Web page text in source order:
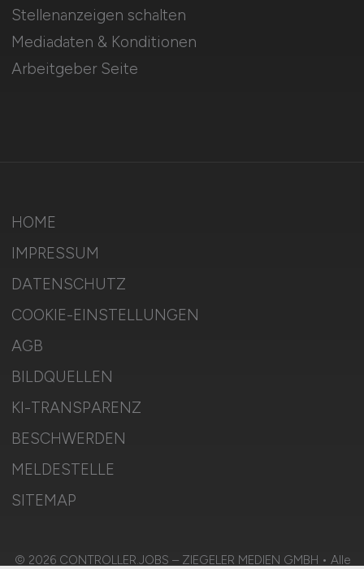
Stellenanzeigen schalten
Mediadaten & Konditionen
Arbeitgeber Seite
HOME
IMPRESSUM
DATENSCHUTZ
COOKIE-EINSTELLUNGEN
AGB
BILDQUELLEN
KI-TRANSPARENZ
BESCHWERDEN
MELDESTELLE
SITEMAP
© 2026 CONTROLLER.JOBS – ZIEGELER MEDIEN GMBH • Alle